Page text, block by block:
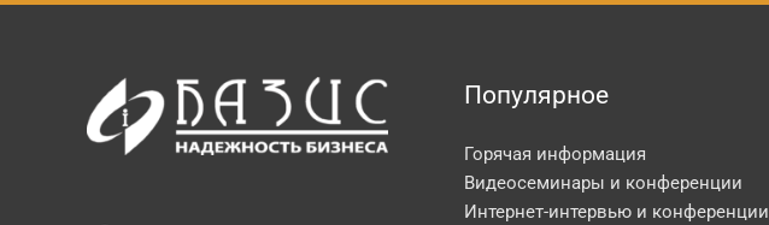
Популярное
Горячая информация
Видеосеминары и конференции
Интернет-интервью и конференции